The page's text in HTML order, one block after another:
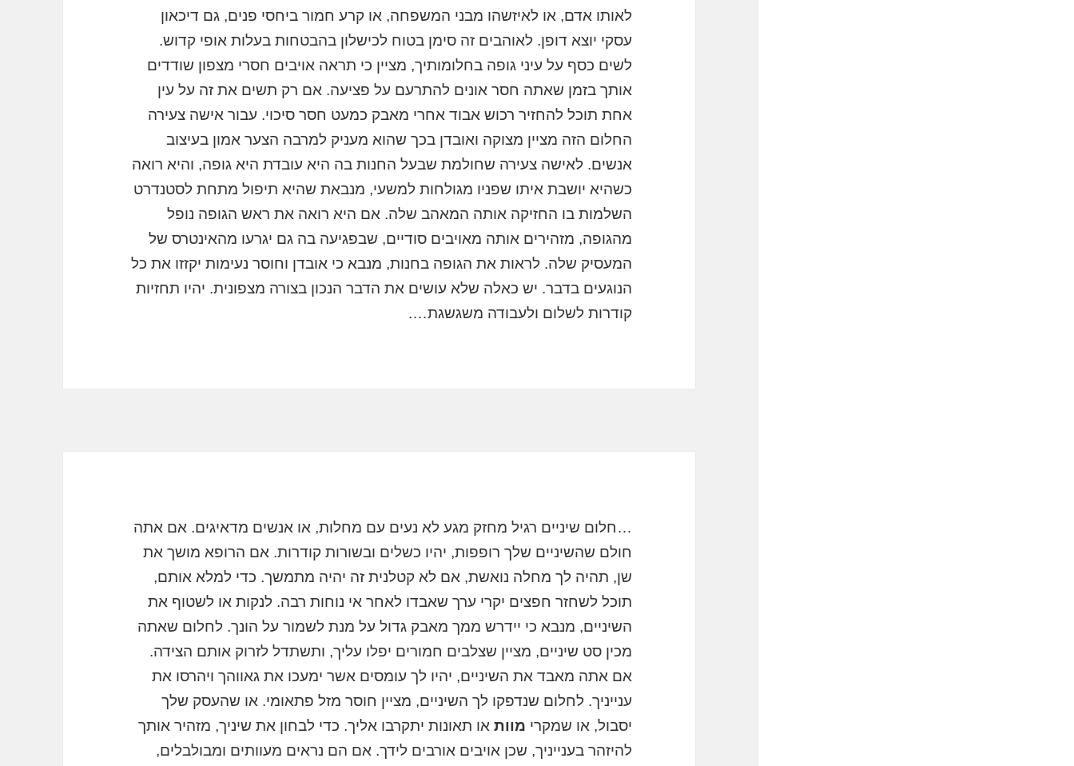
לאותו אדם, או לאיזשהו מבני המשפחה, או קרע חמור ביחסי פנים, גם דיכאון
עסקי יוצא דופן. לאוהבים זה סימן בטוח לכישלון בהבטחות בעלות אופי קדוש.
לשים כסף על עיני גופה בחלומותיך, מציין כי תראה אויבים חסרי מצפון שודדים
אותך בזמן שאתה חסר אונים להתרעם על פציעה. אם רק תשים את זה על עין
אחת תוכל להחזיר רכוש אבוד אחרי מאבק כמעט חסר סיכוי. עבור אישה צעירה
החלום הזה מציין מצוקה ואובדן בכך שהוא מעניק למרבה הצער אמון בעיצוב
אנשים. לאישה צעירה שחולמת שבעל החנות בה היא עובדת היא גופה, והיא רואה
כשהיא יושבת איתו שפניו מגולחות למשעי, מנבאת שהיא תיפול מתחת לסטנדרט
השלמות בו החזיקה אותה המאהב שלה. אם היא רואה את ראש הגופה נופל
מהגופה, מזהירים אותה מאויבים סודיים, שבפגיעה בה גם יגרעו מהאינטרס של
המעסיק שלה. לראות את הגופה בחנות, מנבא כי אובדן וחוסר נעימות יקזזו את כל
הנוגעים בדבר. יש כאלה שלא עושים את הדבר הנכון בצורה מצפונית. יהיו תחזיות
קודרות לשלום ולעבודה משגשגת….
…חלום שיניים רגיל מחזק מגע לא נעים עם מחלות, או אנשים מדאיגים. אם אתה
חולם שהשיניים שלך רופפות, יהיו כשלים ובשורות קודרות. אם הרופא מושך את
שן, תהיה לך מחלה נואשת, אם לא קטלנית זה יהיה מתמשך. כדי למלא אותם,
תוכל לשחזר חפצים יקרי ערך שאבדו לאחר אי נוחות רבה. לנקות או לשטוף את
השיניים, מנבא כי יידרש ממך מאבק גדול על מנת לשמור על הונך. לחלום שאתה
מכין סט שיניים, מציין שצלבים חמורים יפלו עליך, ותשתדל לזרוק אותם הצידה.
אם אתה מאבד את השיניים, יהיו לך עומסים אשר ימעכו את גאווהך ויהרסו את
ענייניך. לחלום שנדפקו לך השיניים, מציין חוסר מזל פתאומי. או שהעסק שלך
יסבול, או שמקרי מוות או תאונות יתקרבו אליך. כדי לבחון את שיניך, מזהיר אותך
להיזהר בענייניך, שכן אויבים אורבים לידך. אם הם נראים מעוותים ומבולבלים,